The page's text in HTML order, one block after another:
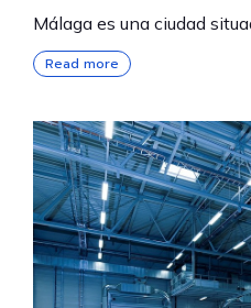
Málaga es una ciudad
Read more